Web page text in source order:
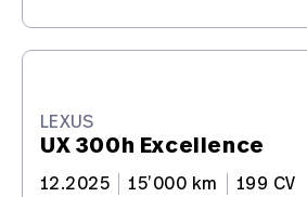
LEXUS
UX 300h Excellence
12.2025 15’000 km 199 CV